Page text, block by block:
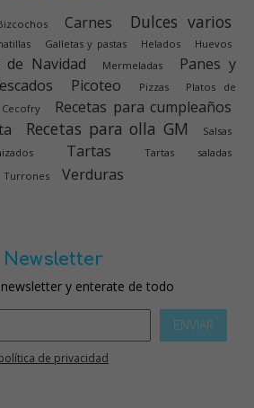
Carnes Dulces varios
Galletas y pastas Helados Huevos
de Navidad Mermeladas
Panes y
Picoteo Pizzas
Platos de
Recetas para cumpleaños
Recetas para olla GM
Salsas
Tartas Tartas saladas
Turrones Verduras
Newsletter
y enterate de todo
ENVIAR
de privacidad